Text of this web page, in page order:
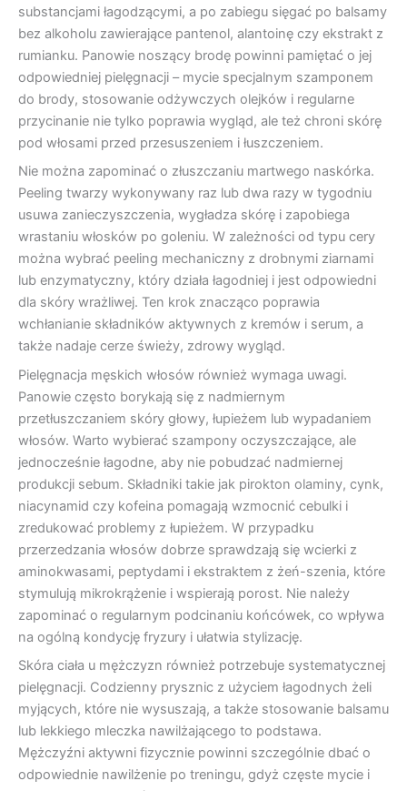
substancjami łagodzącymi, a po zabiegu sięgać po balsamy
bez alkoholu zawierające pantenol, alantoinę czy ekstrakt z
rumianku. Panowie noszący brodę powinni pamiętać o jej
odpowiedniej pielęgnacji – mycie specjalnym szamponem
do brody, stosowanie odżywczych olejków i regularne
przycinanie nie tylko poprawia wygląd, ale też chroni skórę
pod włosami przed przesuszeniem i łuszczeniem.
Nie można zapominać o złuszczaniu martwego naskórka.
Peeling twarzy wykonywany raz lub dwa razy w tygodniu
usuwa zanieczyszczenia, wygładza skórę i zapobiega
wrastaniu włosków po goleniu. W zależności od typu cery
można wybrać peeling mechaniczny z drobnymi ziarnami
lub enzymatyczny, który działa łagodniej i jest odpowiedni
dla skóry wrażliwej. Ten krok znacząco poprawia
wchłanianie składników aktywnych z kremów i serum, a
także nadaje cerze świeży, zdrowy wygląd.
Pielęgnacja męskich włosów również wymaga uwagi.
Panowie często borykają się z nadmiernym
przetłuszczaniem skóry głowy, łupieżem lub wypadaniem
włosów. Warto wybierać szampony oczyszczające, ale
jednocześnie łagodne, aby nie pobudzać nadmiernej
produkcji sebum. Składniki takie jak pirokton olaminy, cynk,
niacynamid czy kofeina pomagają wzmocnić cebulki i
zredukować problemy z łupieżem. W przypadku
przerzedzania włosów dobrze sprawdzają się wcierki z
aminokwasami, peptydami i ekstraktem z żeń-szenia, które
stymulują mikrokrążenie i wspierają porost. Nie należy
zapominać o regularnym podcinaniu końcówek, co wpływa
na ogólną kondycję fryzury i ułatwia stylizację.
Skóra ciała u mężczyzn również potrzebuje systematycznej
pielęgnacji. Codzienny prysznic z użyciem łagodnych żeli
myjących, które nie wysuszają, a także stosowanie balsamu
lub lekkiego mleczka nawilżającego to podstawa.
Mężczyźni aktywni fizycznie powinni szczególnie dbać o
odpowiednie nawilżenie po treningu, gdyż częste mycie i